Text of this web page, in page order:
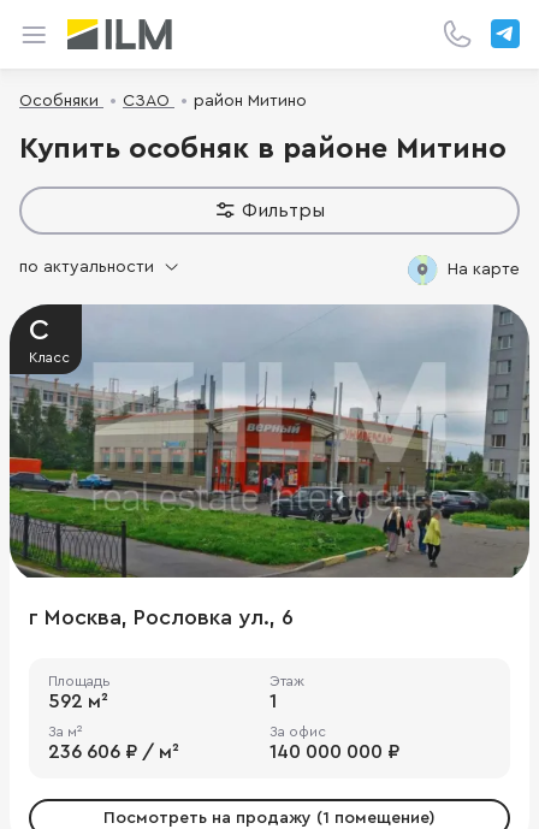
Особняки СЗАО район Митино
Купить особняк в районе Митино
Фильтры
На карте
по актуальности
C
Класс
г Москва, Рословка ул., 6
Площадь
592 м²
Этаж
1
За м²
236 606 ₽ / м²
За офис
140 000 000 ₽
Посмотреть на продажу (1 помещение)